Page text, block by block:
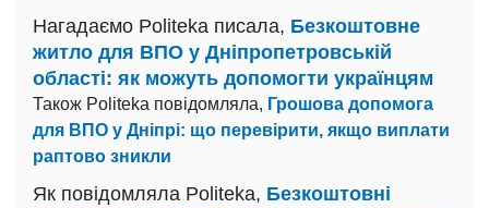
Нагадаємо Politeka писала, Безкоштовне
житло для ВПО у Дніпропетровській
області: як можуть допомогти українцям
Також Politeka повідомляла, Грошова допомога
для ВПО у Дніпрі: що перевірити, якщо виплати
раптово зникли
Як повідомляла Politeka, Безкоштовні